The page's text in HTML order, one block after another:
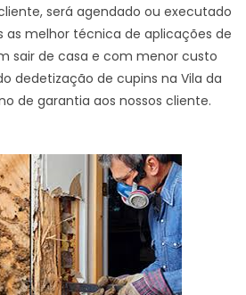
será agendado ou executado
as melhor técnica de aplicações de
sair de casa e com menor custo
dedetização de cupins na Vila da
de garantia aos nossos cliente.